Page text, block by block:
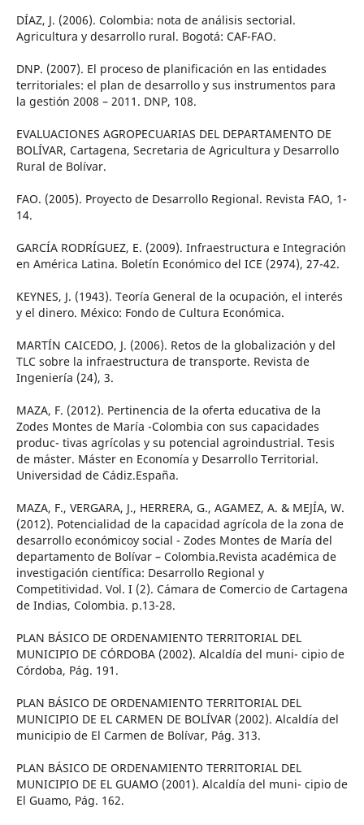
DÍAZ, J. (2006). Colombia: nota de análisis sectorial.
Agricultura y desarrollo rural. Bogotá: CAF-FAO.
DNP. (2007). El proceso de planificación en las entidades
territoriales: el plan de desarrollo y sus instrumentos para
la gestión 2008 – 2011. DNP, 108.
EVALUACIONES AGROPECUARIAS DEL DEPARTAMENTO DE
BOLÍVAR, Cartagena, Secretaria de Agricultura y Desarrollo
Rural de Bolívar.
FAO. (2005). Proyecto de Desarrollo Regional. Revista FAO, 1-
14.
GARCÍA RODRÍGUEZ, E. (2009). Infraestructura e Integración
en América Latina. Boletín Económico del ICE (2974), 27-42.
KEYNES, J. (1943). Teoría General de la ocupación, el interés
y el dinero. México: Fondo de Cultura Económica.
MARTÍN CAICEDO, J. (2006). Retos de la globalización y del
TLC sobre la infraestructura de transporte. Revista de
Ingeniería (24), 3.
MAZA, F. (2012). Pertinencia de la oferta educativa de la
Zodes Montes de María -Colombia con sus capacidades
produc- tivas agrícolas y su potencial agroindustrial. Tesis
de máster. Máster en Economía y Desarrollo Territorial.
Universidad de Cádiz.España.
MAZA, F., VERGARA, J., HERRERA, G., AGAMEZ, A. & MEJÍA, W.
(2012). Potencialidad de la capacidad agrícola de la zona de
desarrollo económicoy social - Zodes Montes de María del
departamento de Bolívar – Colombia.Revista académica de
investigación científica: Desarrollo Regional y
Competitividad. Vol. I (2). Cámara de Comercio de Cartagena
de Indias, Colombia. p.13-28.
PLAN BÁSICO DE ORDENAMIENTO TERRITORIAL DEL
MUNICIPIO DE CÓRDOBA (2002). Alcaldía del muni- cipio de
Córdoba, Pág. 191.
PLAN BÁSICO DE ORDENAMIENTO TERRITORIAL DEL
MUNICIPIO DE EL CARMEN DE BOLÍVAR (2002). Alcaldía del
municipio de El Carmen de Bolívar, Pág. 313.
PLAN BÁSICO DE ORDENAMIENTO TERRITORIAL DEL
MUNICIPIO DE EL GUAMO (2001). Alcaldía del muni- cipio de
El Guamo, Pág. 162.